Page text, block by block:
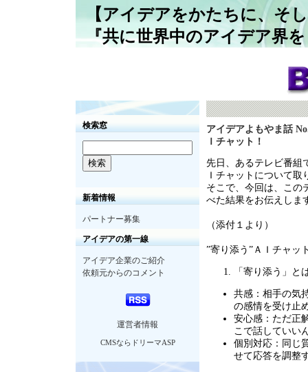
【アイデアをかたちに、そ
『共に世界中のアイデア界
検索窓
新着情報
パートナー募集
アイデアの第一線
アイデア企業のご紹介
依頼元からのコメント
運営者情報
CMSならドリーマASP
アイデアよもやま話
Ｉチャット！
先日、あるテレビ番組
Ｉチャットについて取
そこで、今回は、この
べた結果をお伝えしま
（添付１より）
”寄り添う ” ＡＩチャッ
「寄り添う」と
共感：相手の気
の感情を受け止
安心感：ただ正
こで話していい
個別対応：同じ
せて応答を調整